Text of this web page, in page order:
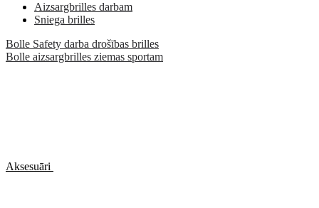
Aizsargbrilles darbam
Sniega brilles
Bolle Safety darba drošības brilles
Bolle aizsargbrilles ziemas sportam
Aksesuāri